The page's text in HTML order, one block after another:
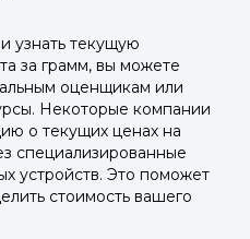
узнать текущую
за грамм, вы можете
оценщикам или
Некоторые компании
о текущих ценах на
специализированные
устройств. Это поможет
стоимость вашего